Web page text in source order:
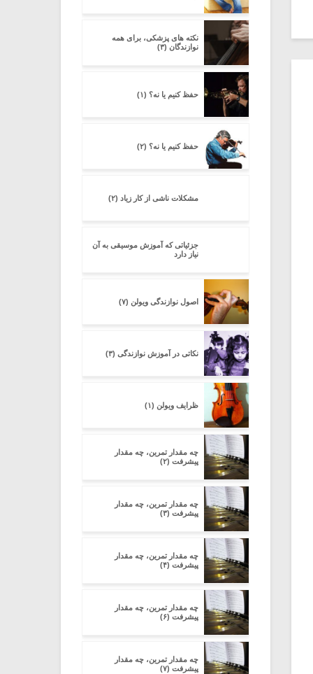
نکته های پزشکی، برای همه
نوازندگان (۳)
حفظ کنیم یا نه؟ (۱)
حفظ کنیم یا نه؟ (۲)
مشکلات ناشی از کار زیاد (۲)
جزئیاتى که آموزش موسیقى به آن
نیاز دارد
اصول نوازندگی ویولن (۷)
نکاتی در آموزش نوازندگی (۳)
ظرایف ویولن (۱)
چه مقدار تمرین، چه مقدار
پیشرفت (۲)
چه مقدار تمرین، چه مقدار
پیشرفت (۳)
چه مقدار تمرین، چه مقدار
پیشرفت (۴)
چه مقدار تمرین، چه مقدار
پیشرفت (۶)
چه مقدار تمرین، چه مقدار
پیشرفت (۷)